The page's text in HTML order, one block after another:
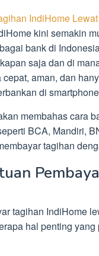
IndiHome
kini semakin
bank di
saja dan di
aman, dan
di
membahas cara
BCA, Mandiri,
tagihan
tagihan IndiHome
hal penting